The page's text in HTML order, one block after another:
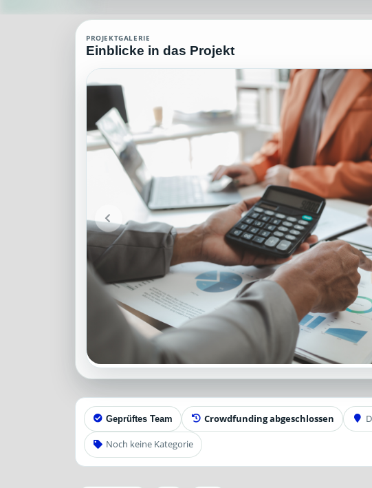
Abrechnungswesen Agent (MCP)
Abrechnungswesen Agent (MCP), die über grundlegendes und spezielles Wissen
Projektteam: SupraTix GmbH.
Historischer Finanzierungsstand: 0 EUR von 40.000,00 EUR.
Unterstützer:innen: 0. Erreicht: 0 Prozent.
Historisch veröffentlichte Unterstützungsoptionen: 4.
Aktiver Seitenabschnitt: information.
Qualitätssicherung: Kanonische URL, Robots-Angaben, aggregierte
PROJEKTGALERIE
Einblicke in das Projekt
Geprüftes Team Crowdfunding abgeschlossen
Noch keine Kategorie